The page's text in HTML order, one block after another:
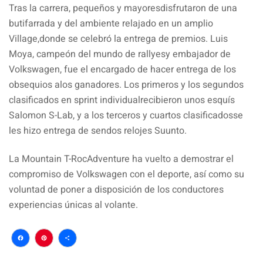
Tras la carrera, pequeños y mayoresdisfrutaron de una
butifarrada y del ambiente relajado en un amplio
Village,donde se celebró la entrega de premios. Luis
Moya, campeón del mundo de rallyesy embajador de
Volkswagen, fue el encargado de hacer entrega de los
obsequios alos ganadores. Los primeros y los segundos
clasificados en sprint individualrecibieron unos esquís
Salomon S-Lab, y a los terceros y cuartos clasificadosse
les hizo entrega de sendos relojes Suunto.
La Mountain T-RocAdventure ha vuelto a demostrar el
compromiso de Volkswagen con el deporte, así como su
voluntad de poner a disposición de los conductores
experiencias únicas al volante.
Facebook
Pinterest
Compartir